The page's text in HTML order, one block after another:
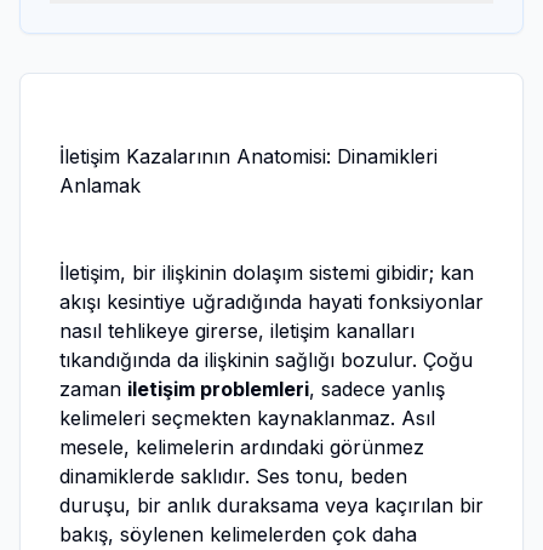
İletişim Kazalarının Anatomisi: Dinamikleri
Anlamak
İletişim, bir ilişkinin dolaşım sistemi gibidir; kan
akışı kesintiye uğradığında hayati fonksiyonlar
nasıl tehlikeye girerse, iletişim kanalları
tıkandığında da ilişkinin sağlığı bozulur. Çoğu
zaman iletişim problemleri, sadece yanlış
kelimeleri seçmekten kaynaklanmaz. Asıl
mesele, kelimelerin ardındaki görünmez
dinamiklerde saklıdır. Ses tonu, beden
duruşu, bir anlık duraksama veya kaçırılan bir
bakış, söylenen kelimelerden çok daha